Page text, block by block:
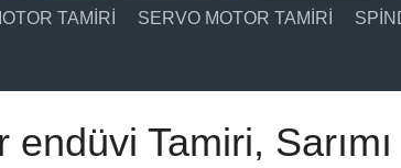
TAMIRI SERVO MOTOR TAMIRI
Tamiri, Sarımı